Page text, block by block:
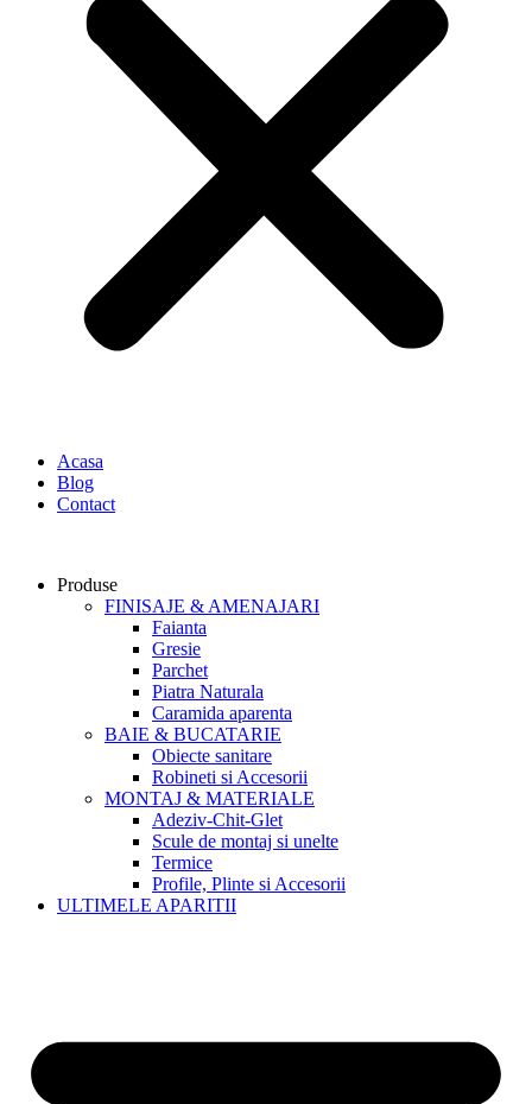
Acasa
Blog
Contact
Produse
FINISAJE & AMENAJARI
Faianta
Gresie
Parchet
Piatra Naturala
Caramida aparenta
BAIE & BUCATARIE
Obiecte sanitare
Robineti si Accesorii
MONTAJ & MATERIALE
Adeziv-Chit-Glet
Scule de montaj si unelte
Termice
Profile, Plinte si Accesorii
ULTIMELE APARITII